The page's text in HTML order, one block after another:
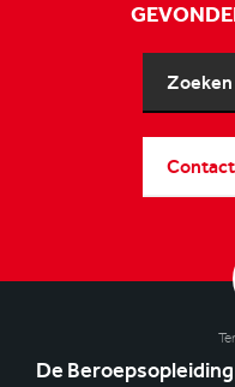
Zoeken
De Beroepsopleiding